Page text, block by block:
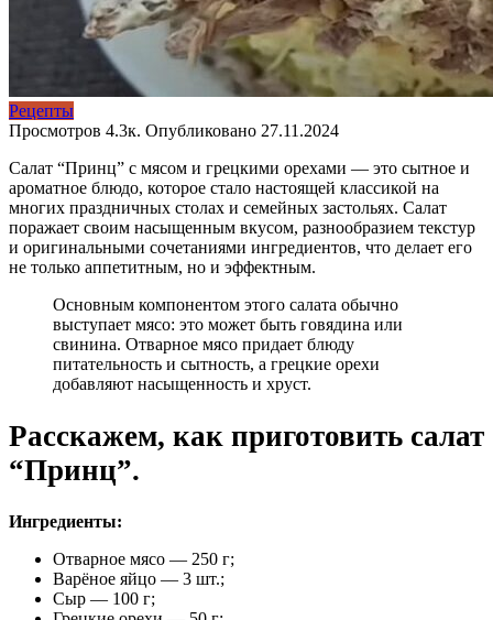
Рецепты
Просмотров 4.3к. Опубликовано 27.11.2024
Салат “Принц” с мясом и грецкими орехами — это сытное и
ароматное блюдо, которое стало настоящей классикой на
многих праздничных столах и семейных застольях. Салат
поражает своим насыщенным вкусом, разнообразием текстур
и оригинальными сочетаниями ингредиентов, что делает его
не только аппетитным, но и эффектным.
Основным компонентом этого салата обычно
выступает мясо: это может быть говядина или
свинина. Отварное мясо придает блюду
питательность и сытность, а грецкие орехи
добавляют насыщенность и хруст.
Расскажем, как приготовить салат
“Принц”.
Ингредиенты:
Отварное мясо — 250 г;
Варёное яйцо — 3 шт.;
Сыр — 100 г;